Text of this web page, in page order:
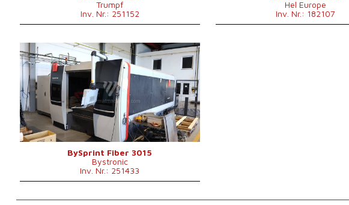
nein
Trumpf
Inv. Nr.: 251152
Hel Europe
Inv. Nr.: 182107
Baujahr:
2019
Max. Werkstücklänge
3000 mm
Max. Werkstückbreite
1500 mm
Max. Blechdicke
15 mm
Laserleistung
4000 W
Fiber
ja
Max. Werkstückgewicht890 kg
Maschinengewicht
13000 kg
Kontrollsystem
nein
BySprint Fiber 3015
Bystronic
Inv. Nr.: 251433